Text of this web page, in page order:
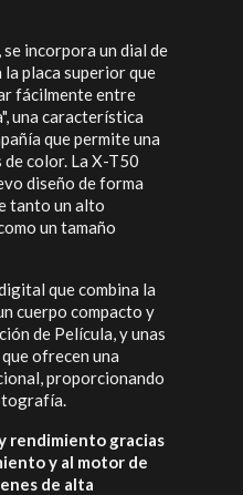
incorpora un dial de
la placa superior que
fácilmente entre
una característica
que permite una
color. La X-T50
diseño de forma
tanto un alto
un tamaño
que combina la
cuerpo compacto y
de Película, y unas
ofrecen una
proporcionando
rendimiento gracias
y al motor de
de alta